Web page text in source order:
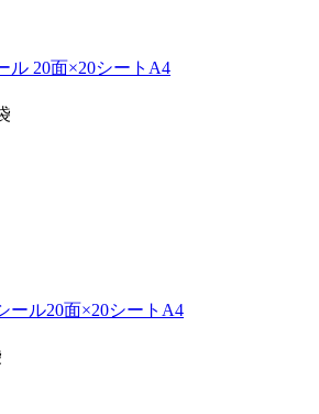
ル 20面×20シートA4
ール20面×20シートA4